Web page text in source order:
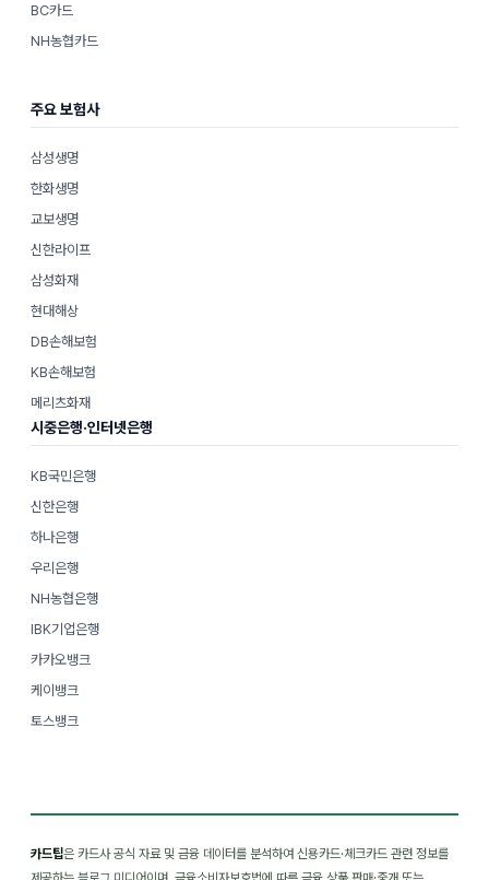
BC카드
NH농협카드
주요 보험사
삼성생명
한화생명
교보생명
신한라이프
삼성화재
현대해상
DB손해보험
KB손해보험
메리츠화재
시중은행·인터넷은행
KB국민은행
신한은행
하나은행
우리은행
NH농협은행
IBK기업은행
카카오뱅크
케이뱅크
토스뱅크
카드팁은 카드사 공식 자료 및 금융 데이터를 분석하여 신용카드·체크카드 관련 정보를